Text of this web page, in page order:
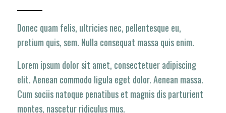
Donec quam felis, ultricies nec, pellentesque eu,
pretium quis, sem. Nulla consequat massa quis enim.
Lorem ipsum dolor sit amet, consectetuer adipiscing
elit. Aenean commodo ligula eget dolor. Aenean massa.
Cum sociis natoque penatibus et magnis dis parturient
montes, nascetur ridiculus mus.